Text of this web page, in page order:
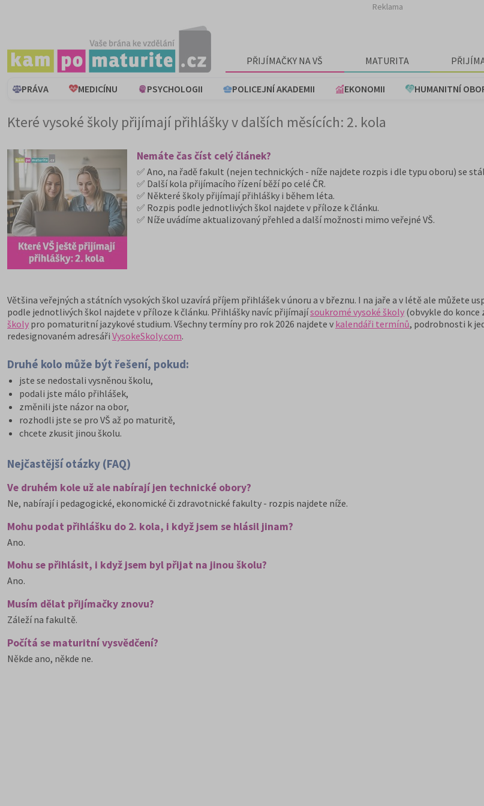
Reklama
PŘIJÍMAČKY NA VŠ MATURITA
PRÁVA MEDICÍNU PSYCHOLOGII POLICEJNÍ AKADEMII EKONOMII HUMANITNÍ
Které vysoké školy přijímají přihlášky v dalších měsících: 2. kola
Nemáte čas číst celý článek?
✅ Ano, na řadě fakult (nejen technických - níže najdete rozpis i dle typu oboru) se
✅ Další kola přijímacího řízení běží po celé ČR.
✅ Některé školy přijímají přihlášky i během léta.
✅ Rozpis podle jednotlivých škol najdete v příloze k článku.
✅ Níže uvádíme aktualizovaný přehled a další možnosti mimo veřejné VŠ.
Většina veřejných a státních vysokých škol uzavírá příjem přihlášek v únoru a v březnu. I na jaře a v létě ale můžete
podle jednotlivých škol najdete v příloze k článku. Přihlášky navíc přijímajísoukromé vysoké školy (obvykle do konce
školy pro pomaturitní jazykové studium. Všechny termíny pro rok 2026 najdete v kalendáři termínů, podrobnosti k
redesignovaném adresáři VysokeSkoly.com.
Druhé kolo může být řešení, pokud:
jste se nedostali vysněnou školu,
podali jste málo přihlášek,
změnili jste názor na obor,
rozhodli jste se pro VŠ až po maturitě,
chcete zkusit jinou školu.
Nejčastější otázky (FAQ)
Ve druhém kole už ale nabírají jen technické obory?
Ne, nabírají i pedagogické, ekonomické či zdravotnické fakulty - rozpis najdete níže.
Mohu podat přihlášku do 2. kola, i když jsem se hlásil jinam?
Ano.
Mohu se přihlásit, i když jsem byl přijat na jinou školu?
Ano.
Musím dělat přijímačky znovu?
Záleží na fakultě.
Počítá se maturitní vysvědčení?
Někde ano, někde ne.